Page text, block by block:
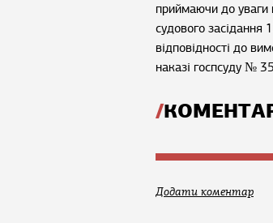
приймаючи до уваги
судового засідання
відповідності до
наказі госпсуду №
Додати коментар